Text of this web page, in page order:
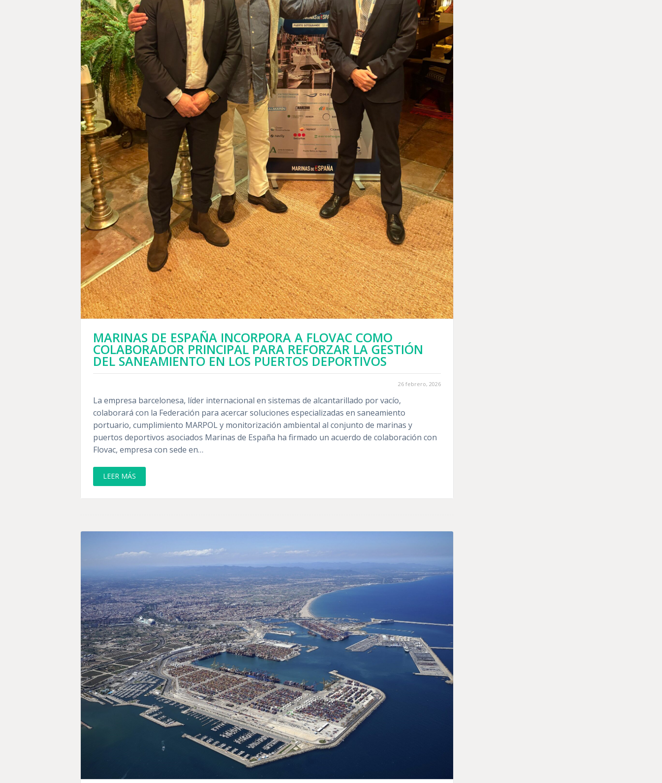
MARINAS DE ESPAÑA INCORPORA A FLOVAC COMO
COLABORADOR PRINCIPAL PARA REFORZAR LA GESTIÓN
DEL SANEAMIENTO EN LOS PUERTOS DEPORTIVOS
26 febrero, 2026
La empresa barcelonesa, líder internacional en sistemas de alcantarillado por vacío,
colaborará con la Federación para acercar soluciones especializadas en saneamiento
portuario, cumplimiento MARPOL y monitorización ambiental al conjunto de marinas y
puertos deportivos asociados Marinas de España ha firmado un acuerdo de colaboración con
Flovac, empresa con sede en…
LEER MÁS